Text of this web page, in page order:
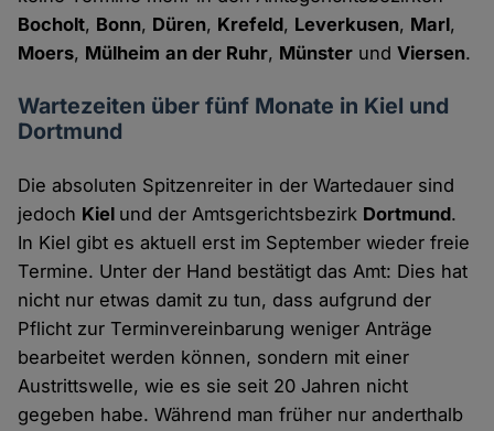
Bocholt, Bonn, Düren, Krefeld, Leverkusen, Marl,
Moers, Mülheim an der Ruhr, Münster undViersen.
Wartezeiten über fünf Monate in Kiel und
Dortmund
Die absoluten Spitzenreiter in der Wartedauer sind
jedoch Kiel und der Amtsgerichtsbezirk Dortmund.
In Kiel gibt es aktuell erst im September wieder freie
Termine. Unter der Hand bestätigt das Amt: Dies hat
nicht nur etwas damit zu tun, dass aufgrund der
Pflicht zur Terminvereinbarung weniger Anträge
bearbeitet werden können, sondern mit einer
Austrittswelle, wie es sie seit 20 Jahren nicht
gegeben habe. Während man früher nur anderthalb